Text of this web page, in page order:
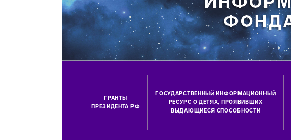
ГРАНТЫ
ПРЕЗИДЕНТА РФ
ГОСУДАРСТВЕННЫЙ ИНФОРМАЦИОННЫЙ
РЕСУРС О ДЕТЯХ, ПРОЯВИВШИХ
ВЫДАЮЩИЕСЯ СПОСОБНОСТИ